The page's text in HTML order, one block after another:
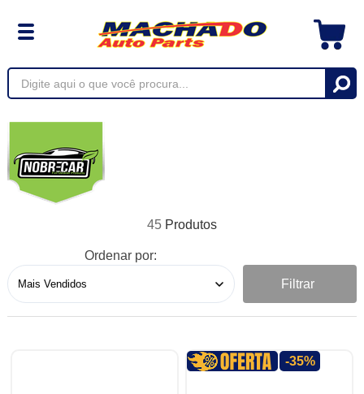
45
Ordenar por:
Filtrar
-35%